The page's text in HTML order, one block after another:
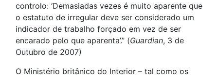
controlo: ‘Demasiadas vezes é muito aparente que
o estatuto de irregular deve ser considerado um
indicador de trabalho forçado em vez de ser
encarado pelo que aparenta’.” (Guardian, 3 de
Outubro de 2007)
O Ministério britânico do Interior – tal como os